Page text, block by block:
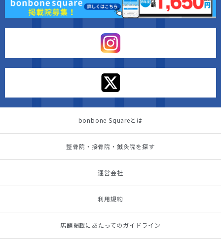
bonbone Squareとは
整骨院・接骨院・鍼灸院を探す
運営会社
利用規約
店舗掲載にあたってのガイドライン